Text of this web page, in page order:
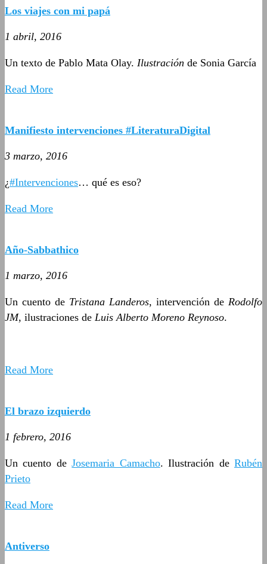
Los viajes con mi papá
1 abril, 2016
Un texto de Pablo Mata Olay. Ilustración de Sonia García
Read More
Manifiesto intervenciones #LiteraturaDigital
3 marzo, 2016
¿#Intervenciones… qué es eso?
Read More
Año-Sabbathico
1 marzo, 2016
Un cuento de Tristana Landeros, intervención de Rodolfo
JM, ilustraciones de Luis Alberto Moreno Reynoso.
Read More
El brazo izquierdo
1 febrero, 2016
Un cuento deJosemaria Camacho. Ilustración deRubén
Prieto
Read More
Antiverso